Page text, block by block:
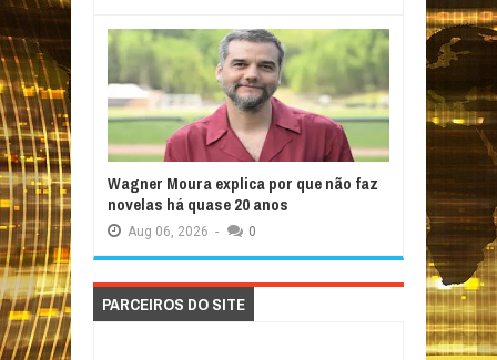
Wagner Moura explica por que não faz
novelas há quase 20 anos
Aug 06, 2026 - 0
PARCEIROS DO SITE